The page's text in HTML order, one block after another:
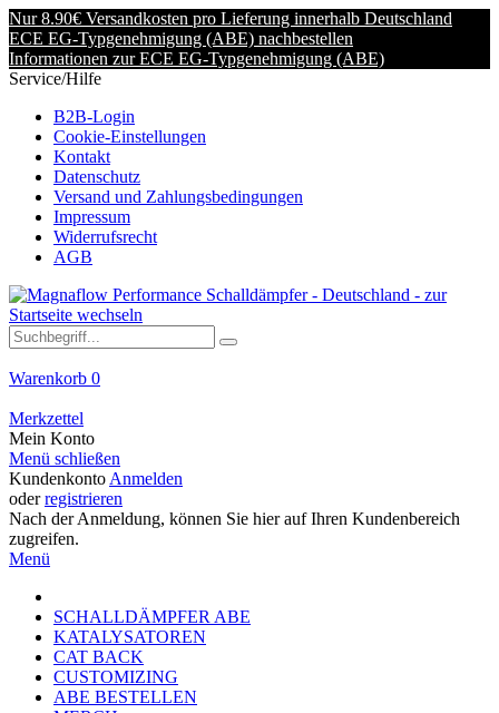
Nur 8.90€ Versandkosten pro Lieferung innerhalb Deutschland
ECE EG-Typgenehmigung (ABE) nachbestellen
Informationen zur ECE EG-Typgenehmigung (ABE)
Service/Hilfe
B2B-Login
Cookie-Einstellungen
Kontakt
Datenschutz
Versand und Zahlungsbedingungen
Impressum
Widerrufsrecht
AGB
Warenkorb 0
Merkzettel
Mein Konto
Menü schließen
Kundenkonto Anmelden
oderregistrieren
Nach der Anmeldung, können Sie hier auf Ihren Kundenbereich
zugreifen.
Menü
SCHALLDÄMPFER ABE
KATALYSATOREN
CAT BACK
CUSTOMIZING
ABE BESTELLEN